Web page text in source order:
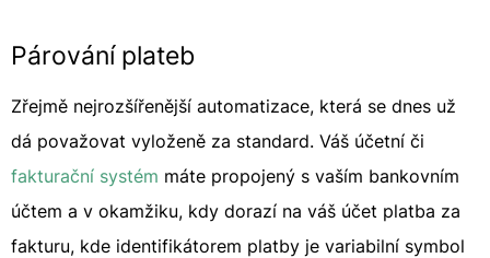
Párování plateb
Zřejmě nejrozšířenější automatizace, která se dnes už
dá považovat vyloženě za standard. Váš účetní či
fakturační systém máte propojený s vaším bankovním
účtem a v okamžiku, kdy dorazí na váš účet platba za
fakturu, kde identifikátorem platby je variabilní symbol